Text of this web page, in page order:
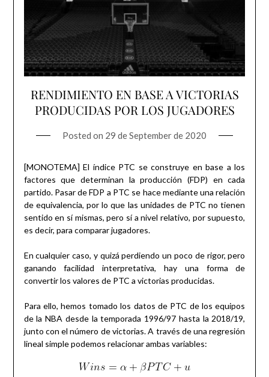
RENDIMIENTO EN BASE A VICTORIAS
PRODUCIDAS POR LOS JUGADORES
Posted on 29 de September de 2020
[MONOTEMA] El índice PTC se construye en base a los
factores que determinan la producción (FDP) en cada
partido. Pasar de FDP a PTC se hace mediante una relación
de equivalencia, por lo que las unidades de PTC no tienen
sentido en sí mismas, pero sí a nivel relativo, por supuesto,
es decir, para comparar jugadores.
En cualquier caso, y quizá perdiendo un poco de rigor, pero
ganando facilidad interpretativa, hay una forma de
convertir los valores de PTC a victorias producidas.
Para ello, hemos tomado los datos de PTC de los equipos
de la NBA desde la temporada 1996/97 hasta la 2018/19,
junto con el número de victorias. A través de una regresión
lineal simple podemos relacionar ambas variables: